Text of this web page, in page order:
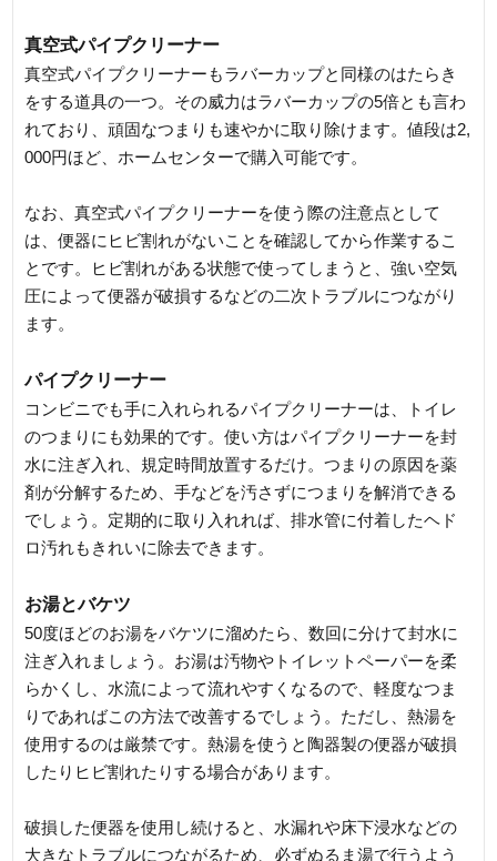
真空式パイプクリーナー
真空式パイプクリーナーもラバーカップと同様のはたらき
をする道具の一つ。その威力はラバーカップの5倍とも言わ
れており、頑固なつまりも速やかに取り除けます。値段は2,
000円ほど、ホームセンターで購入可能です。
なお、真空式パイプクリーナーを使う際の注意点として
は、便器にヒビ割れがないことを確認してから作業するこ
とです。ヒビ割れがある状態で使ってしまうと、強い空気
圧によって便器が破損するなどの二次トラブルにつながり
ます。
パイプクリーナー
コンビニでも手に入れられるパイプクリーナーは、トイレ
のつまりにも効果的です。使い方はパイプクリーナーを封
水に注ぎ入れ、規定時間放置するだけ。つまりの原因を薬
剤が分解するため、手などを汚さずにつまりを解消できる
でしょう。定期的に取り入れれば、排水管に付着したヘド
ロ汚れもきれいに除去できます。
お湯とバケツ
50度ほどのお湯をバケツに溜めたら、数回に分けて封水に
注ぎ入れましょう。お湯は汚物やトイレットペーパーを柔
らかくし、水流によって流れやすくなるので、軽度なつま
りであればこの方法で改善するでしょう。ただし、熱湯を
使用するのは厳禁です。熱湯を使うと陶器製の便器が破損
したりヒビ割れたりする場合があります。
破損した便器を使用し続けると、水漏れや床下浸水などの
大きなトラブルにつながるため、必ずぬるま湯で行うよう